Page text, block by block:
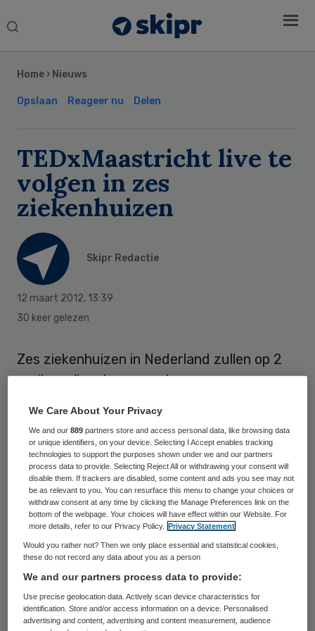
Search
Home › Nieuws
Opslaan Reageer nu Delen
TEDxMaastricht live te
volgen in zes
ziekenhuizen
Skipr Redactie
12 maart 2012, 13:39
30 keer gelezen
Zes ziekenhuizen in Nederland zullen op 2
april een livestream vertonen van
en het Ziekenhuis Gelderse Vallei zullen via
een simulcast het volledige programma
uitzenden. Hierdoor kunnen mensen die niet
bij het uitverkochte evenement aanwezig
kunnen zijn, alsnog het hele programma live
volgen.
In totaal zijn er ruim32 locatiesin
Nederland waar TEDxMaastricht gevolgd
kan worden via een livestream. Onder
Sidebar
We Care About Your Privacy
We and our889 partners store and access personal data, like browsing data
or unique identifiers, on your device. Selecting I Accept enables tracking
technologies to support the purposes shown under we and our partners
process data to provide. Selecting Reject All or withdrawing your consent will
disable them. If trackers are disabled, some content and ads you see may not
be as relevant to you. You can resurface this menu to change your choices or
withdraw consent at any time by clicking the Manage Preferences link on the
bottom of the webpage. Your choices will have effect within our Website. For
more details, refer to our Privacy Policy.
Privacy Statement
Would you rather not? Then we only place essential and statistical cookies,
these do not record any data about you as a person
We and our partners process data to provide:
Use precise geolocation data. Actively scan device characteristics for
identification. Store and/or access information on a device. Personalised
advertising and content, advertising and content measurement, audience